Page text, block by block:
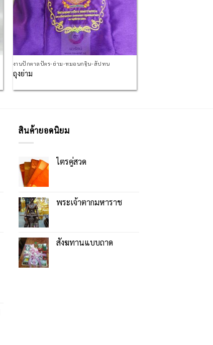
งานปักตาลปัตร-ย่าม-หมอนกฐิน-สัปทน
ถุงย่าม
สินค้ายอดนิยม
ไตรคู่สวด
พระเจ้าตากมหาราช
สังฆทานแบบถาด